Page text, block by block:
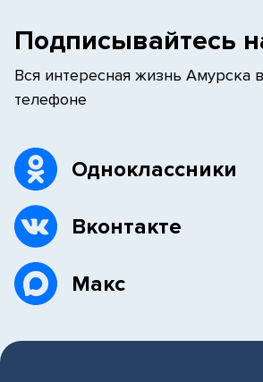
Подписывайтесь
Вся интересная жизнь Амурска
телефоне
Одноклассники
Вконтакте
Макс